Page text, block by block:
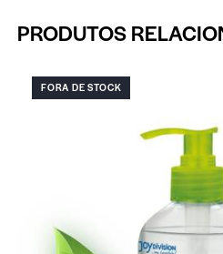
PRODUTOS
FORA DE STOCK